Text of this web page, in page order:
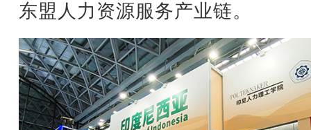
东盟人力资源服务产业链。